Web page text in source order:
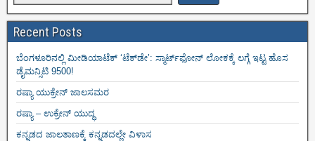
Recent Posts
ಬೆಂಗಳೂರಿನಲ್ಲಿ ಮೀಡಿಯಾಟೆಕ್‌ ‘ಟೆಕ್‌ಡೇ’: ಸ್ಮಾರ್ಟ್‌ಫೋನ್ ಲೋಕಕ್ಕೆ ಲಗ್ಗೆ ಇಟ್ಟ ಹೊಸ
ಡೈಮನ್ಸಿಟಿ 9500!
ರಷ್ಯಾ ಯುಕ್ರೇನ್ ಜಾಲಸಮರ
ರಷ್ಯಾ – ಉಕ್ರೇನ್ ಯುದ್ಧ
ಕನ್ನಡದ ಜಾಲತಾಣಕ್ಕೆ ಕನ್ನಡದಲ್ಲೇ ವಿಳಾಸ